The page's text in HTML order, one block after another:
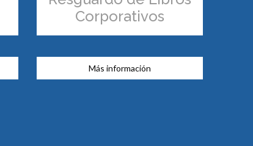
Corporativos
Más información